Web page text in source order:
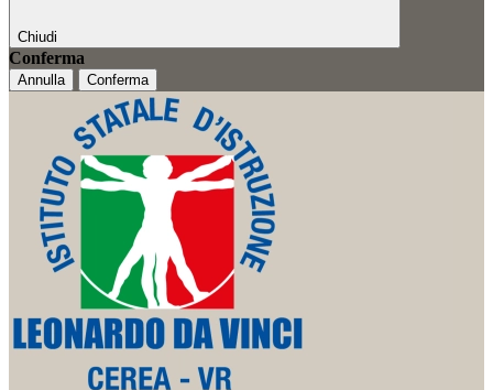
Chiudi
Conferma
Annulla Conferma